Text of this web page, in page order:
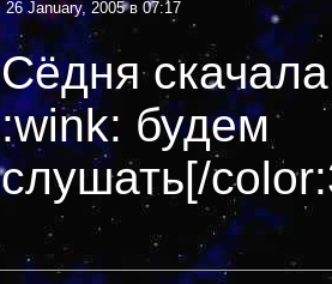
26 January, 2005 в 07:17
Сёдня
:wink: будем
слушать[/